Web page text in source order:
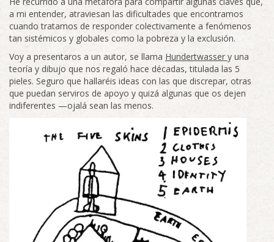
a mi entender, atraviesan las dificultades que encontramos
cuando tratamos de responder colectivamente a fenómenos
tan sistémicos y globales como la pobreza y la exclusión.
Voy a presentaros a un autor, se llama Hundertwasser y una
teoría y dibujo que nos regaló hace décadas, titulada las 5
pieles. Seguro que hallaréis ideas con las que discrepar, otras
que puedan serviros de apoyo y quizá algunas que os dejen
indiferentes —ojalá sean las menos.